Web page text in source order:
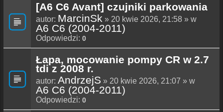
[A6 C6 Avant] czujniki parkowania
autor: MarcinSk » 20 kwie 2026, 21:58 » w
A6 C6 (2004-2011)
Odpowiedzi: 0
Łapa, mocowanie pompy CR w 2.7
tdi z 2008 r.
autor: AndrzejS » 20 kwie 2026, 21:07 » w
A6 C6 (2004-2011)
Odpowiedzi: 0